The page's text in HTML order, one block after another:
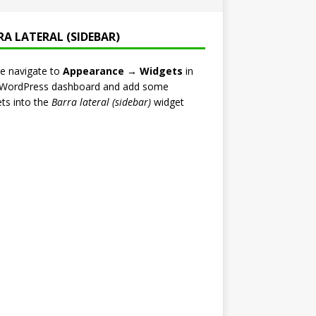
LATERAL (SIDEBAR)
navigate to Appearance → Widgets in
dashboard and add some
into the Barra lateral (sidebar)widget